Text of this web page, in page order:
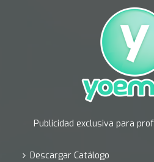
Publicidad exclusiva para
Descargar Catálogo